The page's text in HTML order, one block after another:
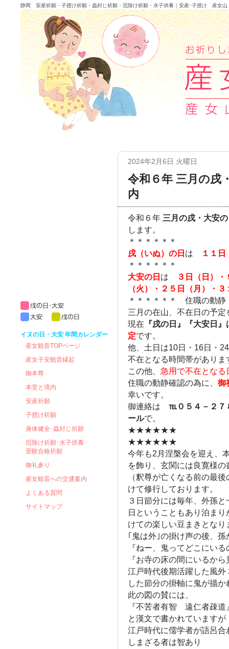
静岡 安産祈願・子授け祈願・蟲封じ祈願・厄除け祈願・水子供養｜安産･子授け 産女
2024年2月6日 火曜日
令和６年 三月の戌
内
令和６年 三月の戌・大安
します。
＊＊＊＊＊＊
戌（いぬ）の日 は
１１
＊＊＊＊＊＊
大安の日 は
３日（日）
（火）・２５日（月）・
＊＊＊＊＊＊ 住職の動
三月の在山、不在日の予
現在 『戌の日』『大安日』
定です。
他、土日は10日・16日・
不在となる時間帯が
この他、 急用で不在とな
住職の動静確認の為に、 御
幸いです。
御連絡は ℡０５４－２７
ールで。
★★★★★★
★★★★★★
今年も2月涅槃会を迎え、
を飾り、玄関には良寛様
（釈尊が亡くなる前の最
けて修行しております。
３日節分には毎年、外孫
日ということもあり泊ま
けての楽しい豆まきとなり
｢鬼は外｣の掛け声の後、
『ねー、鬼ってどこにい
『お寺の床の間にいるか
江戸時代後期活躍した風
した節分の掛軸に鬼が描か
此の図の賛には、
『不苦者有智 遠仁者疎道
と漢文で書かれていますが
江戸時代に儒学者が語呂
しまざる者は智あり
イヌの日・大安 年間カレンダー
産女観音TOPページ
産女子安観音縁起
御本尊
本堂と境内
安産祈願
子授け祈願
身体健全･蟲封じ祈願
厄除け祈願･水子供養
受験合格祈願
御礼参り
産女観音への交通案内
よくある質問
サイトマップ